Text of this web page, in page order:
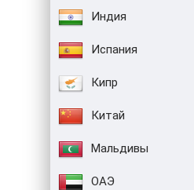
Индия
Испания
Кипр
Китай
Мальдивы
ОАЭ